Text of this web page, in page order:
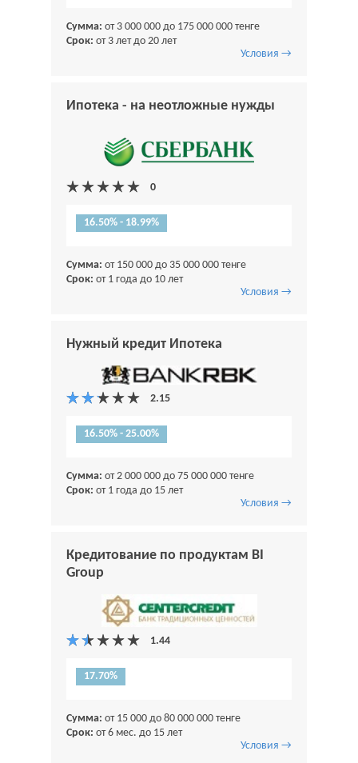
Сумма: от 3 000 000 до 175 000 000 тенге
Срок: от 3 лет до 20 лет
Условия →
Ипотека - на неотложные нужды
16.50% - 18.99%
Сумма: от 150 000 до 35 000 000 тенге
Срок: от 1 года до 10 лет
Условия →
Нужный кредит Ипотека
16.50% - 25.00%
Сумма: от 2 000 000 до 75 000 000 тенге
Срок: от 1 года до 15 лет
Условия →
Кредитование по продуктам BI
Group
17.70%
Сумма: от 15 000 до 80 000 000 тенге
Срок: от 6 мес. до 15 лет
Условия →